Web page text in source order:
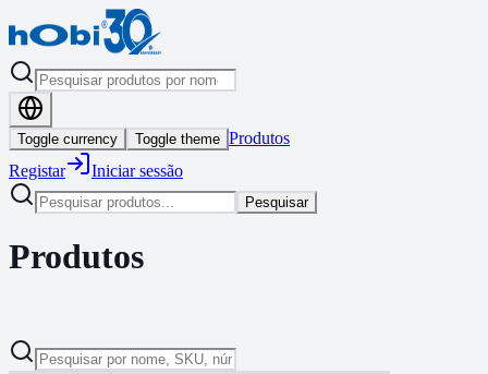
Toggle currency Toggle theme Produtos
Registar
Iniciar sessão
Pesquisar
Produtos